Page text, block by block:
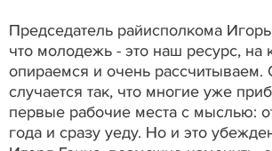
Председатель райисполкома
что молодежь - это наш ресурс, на
опираемся и очень рассчитываем.
случается так, что многие уже
первые рабочие места с мыслью:
года и сразу уеду. Но и это